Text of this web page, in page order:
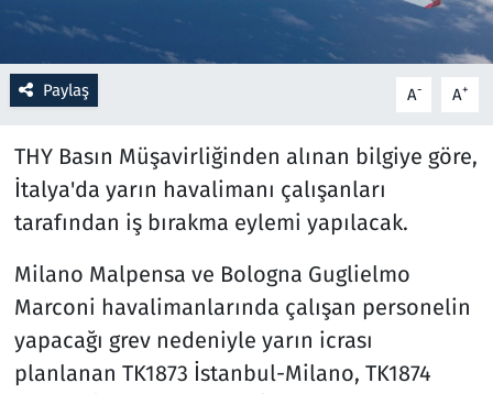
Paylaş A- A+
THY Basın Müşavirliğinden alınan bilgiye göre,
İtalya'da yarın havalimanı çalışanları
tarafından iş bırakma eylemi yapılacak.
Milano Malpensa ve Bologna Guglielmo
Marconi havalimanlarında çalışan personelin
yapacağı grev nedeniyle yarın icrası
planlanan TK1873 İstanbul-Milano, TK1874
Rüya Tabirleri
Sağlık
Savunma Sanayi
Seçim 2023
Teknoloji ve Bilim
Televizyon